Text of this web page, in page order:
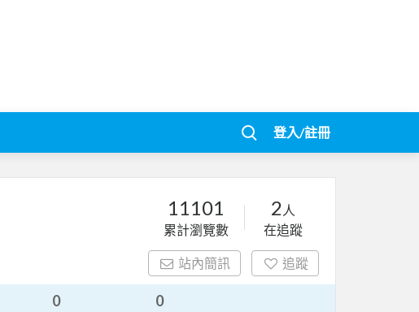
登入/註冊
11101
累計瀏覽數
2 人
在追蹤
站內簡訊 追蹤
0 0